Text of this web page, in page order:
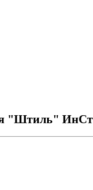
"Штиль"